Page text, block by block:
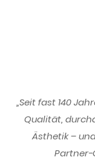
„Seit fast 140
Qualität,
Ästhetik –
Partner-